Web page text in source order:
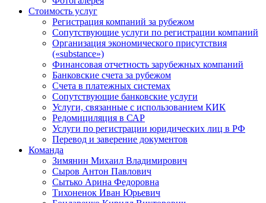
Стоимость услуг
Регистрация компаний за рубежом
Сопутствующие услуги по регистрации компаний
Организация экономического присутствия
(«substance»)
Финансовая отчетность зарубежных компаний
Банковские счета за рубежом
Счета в платежных системах
Сопутствующие банковские услуги
Услуги, связанные с использованием КИК
Редомициляция в САР
Услуги по регистрации юридических лиц в РФ
Перевод и заверение документов
Команда
Зимянин Михаил Владимирович
Сыров Антон Павлович
Сытько Арина Федоровна
Тихоненок Иван Юрьевич